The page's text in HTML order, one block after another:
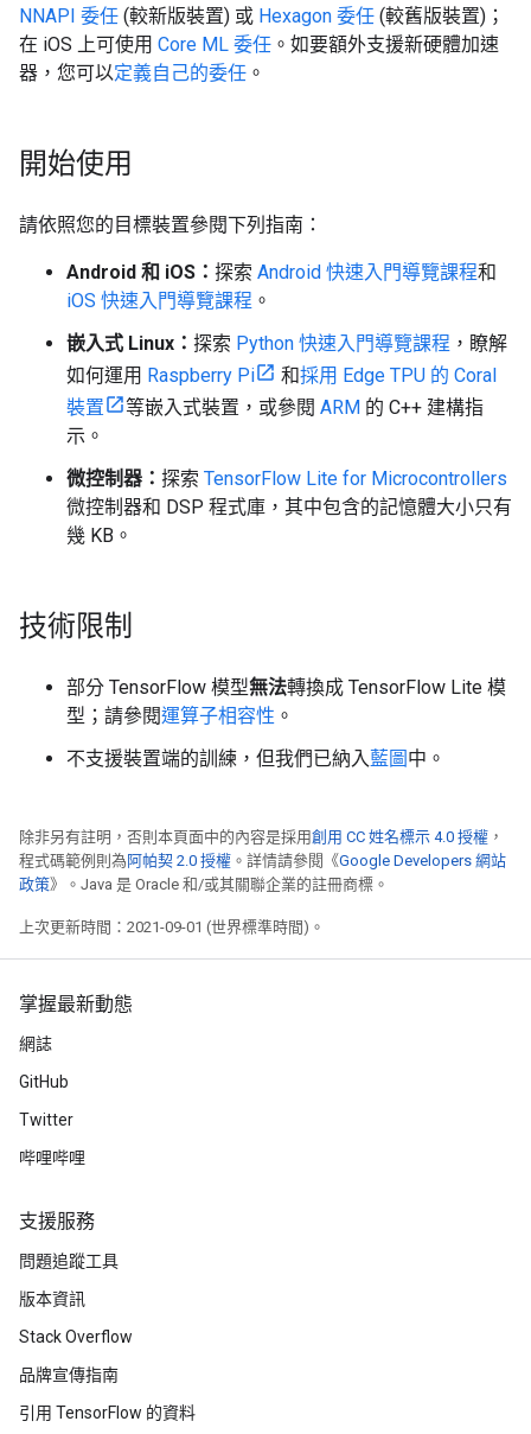
NNAPI 委任 (較新版裝置) 或 Hexagon 委任 (較舊版裝置)；
在 iOS 上可使用 Core ML 委任 。如要額外支援新硬體加速
器，您可以定義自己的委任 。
開始使用
請依照您的目標裝置參閱下列指南：
Android 和 iOS： 探索 Android 快速入門導覽課程和
iOS 快速入門導覽課程 。
嵌入式 Linux： 探索 Python 快速入門導覽課程 ，瞭解
如何運用 Raspberry Pi 和採用 Edge TPU 的 Coral
裝置
等嵌入式裝置，或參閱 ARM 的 C++ 建構指
示。
微控制器： 探索 TensorFlow Lite for Microcontrollers
微控制器和 DSP 程式庫，其中包含的記憶體大小只有
幾 KB。
技術限制
部分 TensorFlow 模型無法轉換成 TensorFlow Lite 模
型 ；請參閱運算子相容性 。
不支援裝置端的訓練 ，但我們已納入藍圖中。
除非另有註明，否則本頁面中的內容是採用創用 CC 姓名標示 4.0 授權 ，
程式碼範例則為 阿帕契 2.0 授權 。詳情請參閱《Google Developers 網站
政策》。Java 是 Oracle 和/或其關聯企業的註冊商標。
上次更新時間：2021-09-01 (世界標準時間)。
掌握最新動態
網誌
GitHub
Twitter
哔哩哔哩
支援服務
問題追蹤工具
版本資訊
Stack Overflow
品牌宣傳指南
引用 TensorFlow 的資料